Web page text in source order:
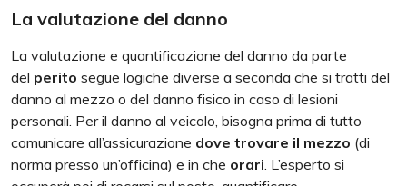
La valutazione del danno
La valutazione e quantificazione del danno da parte
del perito segue logiche diverse a seconda che si tratti del
danno al mezzo o del danno fisico in caso di lesioni
personali. Per il danno al veicolo, bisogna prima di tutto
comunicare all’assicurazione dove trovare il mezzo (di
norma presso un’officina) e in che orari . L’esperto si